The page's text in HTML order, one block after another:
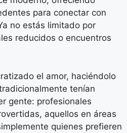
para conectar con
no estás limitado por
reducidos o encuentros
el amor, haciéndolo
tenían
gente: profesionales
aquellos en áreas
quienes prefieren